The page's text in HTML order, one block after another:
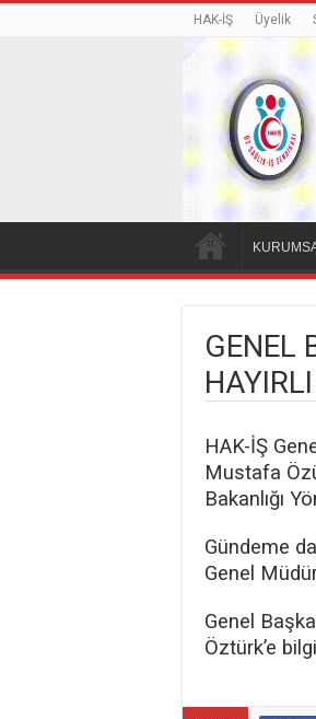
HAK-İŞ Üyelik
GENEL
HAK-İŞ
Mustafa
Bakanlığı
Gündeme
Genel
Genel
Öztürk’e